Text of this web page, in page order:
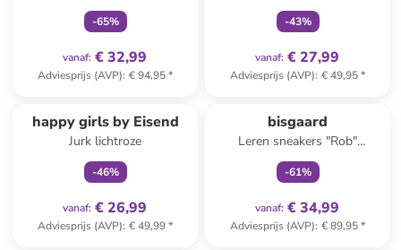
-65%
vanaf: € 32,99
Adviesprijs (AVP): € 94,95*
-43%
vanaf: € 27,99
Adviesprijs (AVP): € 49,95*
happy girls by Eisend
Jurk lichtroze
-46%
vanaf: € 26,99
Adviesprijs (AVP): € 49,99*
bisgaard
Leren sneakers "Rob"
lichtblauw
-61%
vanaf: € 34,99
Adviesprijs (AVP): € 89,95*